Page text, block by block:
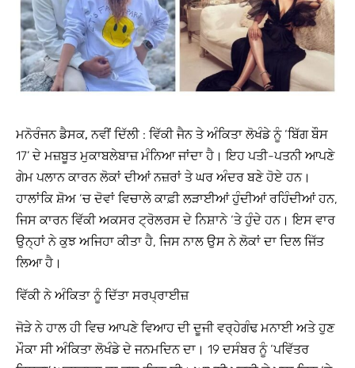
ਮਨੋਰੰਜਨ ਡੈਸਕ, ਨਵੀਂ ਦਿੱਲੀ : ਵਿੱਕੀ ਜੈਨ ਤੇ ਅੰਕਿਤਾ ਲੋਖੰਡੇ ਨੂੰ ‘ਬਿੱਗ ਬੌਸ
17’ ਦੇ ਮਜ਼ਬੂਤ ​​ਮੁਕਾਬਲੇਬਾਜ਼ ਮੰਨਿਆ ਜਾਂਦਾ ਹੈ। ਇਹ ਪਤੀ-ਪਤਨੀ ਆਪਣੇ
ਗੇਮ ਪਲਾਨ ਕਾਰਨ ਲੋਕਾਂ ਦੀਆਂ ਨਜ਼ਰਾਂ ਤੇ ਘਰ ਅੰਦਰ ਬਣੇ ਹੋਏ ਹਨ।
ਹਾਲਾਂਕਿ ਸ਼ੋਅ ‘ਚ ਦੋਵਾਂ ਵਿਚਾਲੇ ਕਾਫ਼ੀ ਲੜਾਈਆਂ ਹੁੰਦੀਆਂ ਰਹਿੰਦੀਆਂ ਹਨ,
ਜਿਸ ਕਾਰਨ ਵਿੱਕੀ ਅਕਸਰ ਟ੍ਰੋਲਰਸ ਦੇ ਨਿਸ਼ਾਨੇ ‘ਤੇ ਹੁੰਦੇ ਹਨ। ਇਸ ਵਾਰ
ਉਨ੍ਹਾਂ ਨੇ ਕੁਝ ਅਜਿਹਾ ਕੀਤਾ ਹੈ, ਜਿਸ ਨਾਲ ਉਸ ਨੇ ਲੋਕਾਂ ਦਾ ਦਿਲ ਜਿੱਤ
ਲਿਆ ਹੈ।
ਵਿੱਕੀ ਨੇ ਅੰਕਿਤਾ ਨੂੰ ਦਿੱਤਾ ਸਰਪ੍ਰਾਈਜ਼
ਜੋੜੇ ਨੇ ਹਾਲ ਹੀ ਵਿਚ ਆਪਣੇ ਵਿਆਹ ਦੀ ਦੂਜੀ ਵਰ੍ਹੇਗੰਢ ਮਨਾਈ ਅਤੇ ਹੁਣ
ਮੌਕਾ ਸੀ ਅੰਕਿਤਾ ਲੋਖੰਡੇ ਦੇ ਜਨਮਦਿਨ ਦਾ। 19 ਦਸੰਬਰ ਨੂੰ ‘ਪਵਿੱਤਰ